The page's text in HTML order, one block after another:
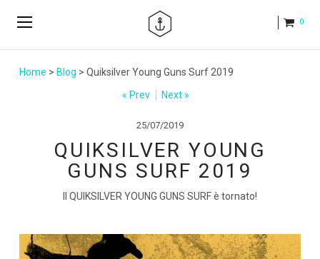
0
Home > Blog > Quiksilver Young Guns Surf 2019
« Prev
Next »
25/07/2019
QUIKSILVER YOUNG
GUNS SURF 2019
Il QUIKSILVER YOUNG GUNS SURF è tornato!